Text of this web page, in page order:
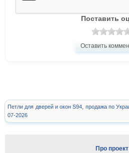
Поставить
Оставить
Петли для дверей и окон S94, продажа по
07-2026
Про проект